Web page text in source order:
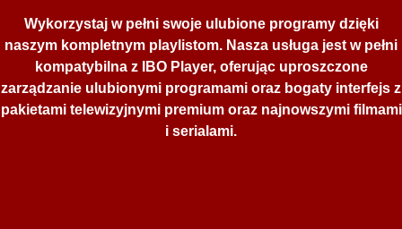
Wykorzystaj w pełni swoje ulubione programy dzięki
naszym kompletnym playlistom. Nasza usługa jest w pełni
kompatybilna z IBO Player, oferując uproszczone
zarządzanie ulubionymi programami oraz bogaty interfejs z
pakietami telewizyjnymi premium oraz najnowszymi filmami
i serialami.